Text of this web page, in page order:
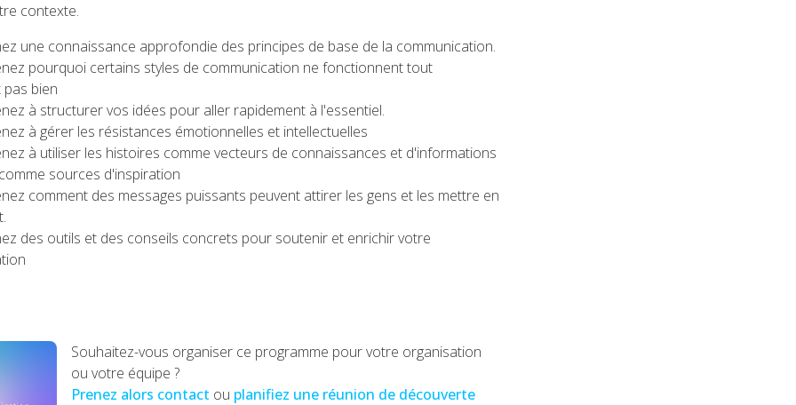
contexte.
une connaissance approfondie des principes de base de la communication.
pourquoi certains styles de communication ne fonctionnent tout
pas bien
à structurer vos idées pour aller rapidement à l'essentiel.
à gérer les résistances émotionnelles et intellectuelles
à utiliser les histoires comme vecteurs de connaissances et d'informations
sources d'inspiration
comment des messages puissants peuvent attirer les gens et les mettre en
des outils et des conseils concrets pour soutenir et enrichir votre
Souhaitez-vous organiser ce programme pour votre organisation
ou votre équipe ?
Prenez alors contact ou planifiez une réunion de découverte